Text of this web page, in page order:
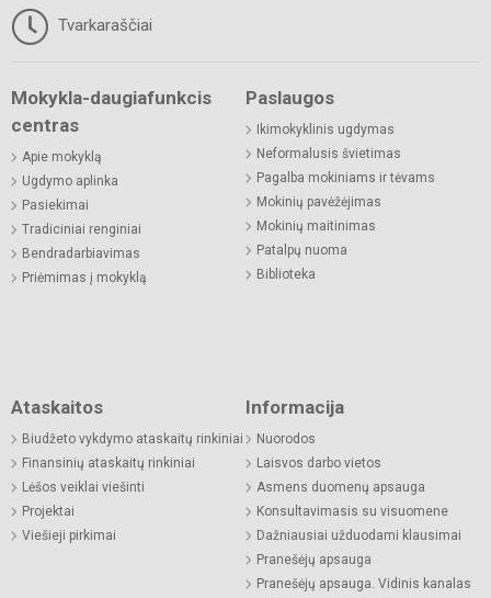
Tvarkaraščiai
Mokykla-daugiafunkcis
centras
Apie mokyklą
Ugdymo aplinka
Pasiekimai
Tradiciniai renginiai
Bendradarbiavimas
Priėmimas į mokyklą
Paslaugos
Ikimokyklinis ugdymas
Neformalusis švietimas
Pagalba mokiniams ir tėvams
Mokinių pavėžėjimas
Mokinių maitinimas
Patalpų nuoma
Biblioteka
Ataskaitos
Biudžeto vykdymo ataskaitų rinkiniai
Finansinių ataskaitų rinkiniai
Lėšos veiklai viešinti
Projektai
Viešieji pirkimai
Informacija
Nuorodos
Laisvos darbo vietos
Asmens duomenų apsauga
Konsultavimasis su visuomene
Dažniausiai užduodami klausimai
Pranešėjų apsauga
Pranešėjų apsauga. Vidinis kanalas